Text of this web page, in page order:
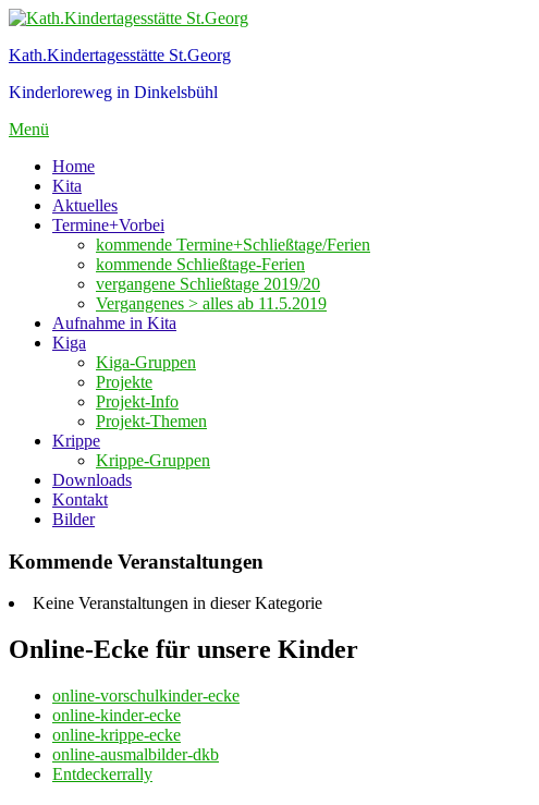
Zum
springen
Kath.Kindertagesstätte St.Georg
Kinderloreweg in Dinkelsbühl
Menü
Home
Kita
Aktuelles
Termine+Vorbei
kommende Termine+Schließtage/Ferien
kommende Schließtage-Ferien
vergangene Schließtage 2019/20
Vergangenes > alles ab 11.5.2019
Aufnahme in Kita
Kiga
Kiga-Gruppen
Projekte
Projekt-Info
Projekt-Themen
Krippe
Krippe-Gruppen
Downloads
Kontakt
Bilder
Kommende Veranstaltungen
Keine Veranstaltungen in dieser Kategorie
Online-Ecke für unsere Kinder
online-vorschulkinder-ecke
online-kinder-ecke
online-krippe-ecke
online-ausmalbilder-dkb
Entdeckerrally